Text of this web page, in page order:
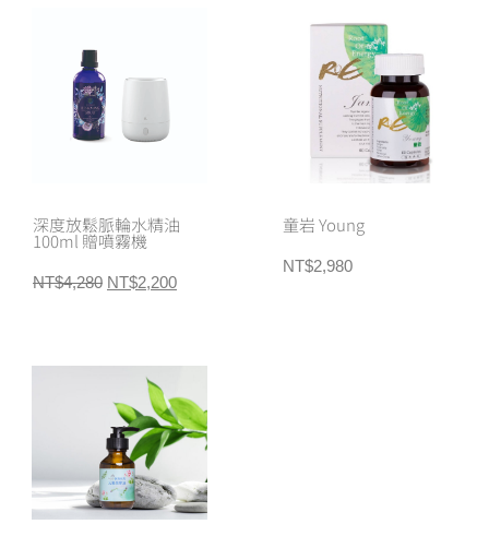
深度放鬆脈輪水精油
100ml 贈噴霧機
NT$4,280 NT$2,200
童岩 Young
NT$2,980